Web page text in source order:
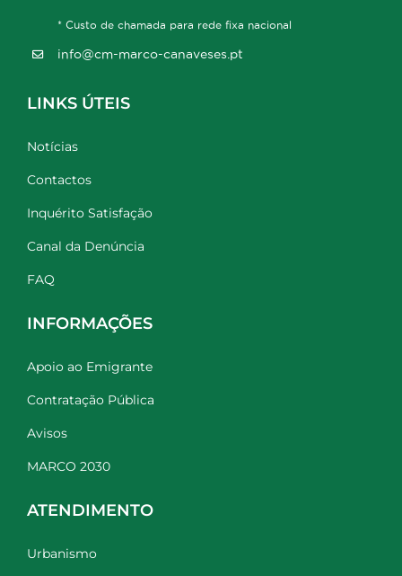
* Custo de chamada para rede fixa nacional
info@cm-marco-canaveses.pt
LINKS ÚTEIS
Notícias
Contactos
Inquérito Satisfação
Canal da Denúncia
FAQ
INFORMAÇÕES
Apoio ao Emigrante
Contratação Pública
Avisos
MARCO 2030
ATENDIMENTO
Urbanismo